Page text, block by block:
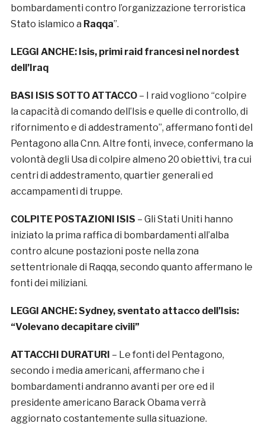
bombardamenti contro l’organizzazione terroristica
Stato islamico a Raqqa”.
LEGGI ANCHE: Isis, primi raid francesi nel nordest
dell’Iraq
BASI ISIS SOTTO ATTACCO– I raid vogliono “colpire
la capacità di comando dell’Isis e quelle di controllo, di
rifornimento e di addestramento”, affermano fonti del
Pentagono alla Cnn. Altre fonti, invece, confermano la
volontà degli Usa di colpire almeno 20 obiettivi, tra cui
centri di addestramento, quartier generali ed
accampamenti di truppe.
COLPITE POSTAZIONI ISIS – Gli Stati Uniti hanno
iniziato la prima raffica di bombardamenti all’alba
contro alcune postazioni poste nella zona
settentrionale di Raqqa, secondo quanto affermano le
fonti dei miliziani.
LEGGI ANCHE:Sydney, sventato attacco dell’Isis:
“Volevano decapitare civili”
ATTACCHI DURATURI – Le fonti del Pentagono,
secondo i media americani, affermano che i
bombardamenti andranno avanti per ore ed il
presidente americano Barack Obama verrà
aggiornato costantemente sulla situazione.